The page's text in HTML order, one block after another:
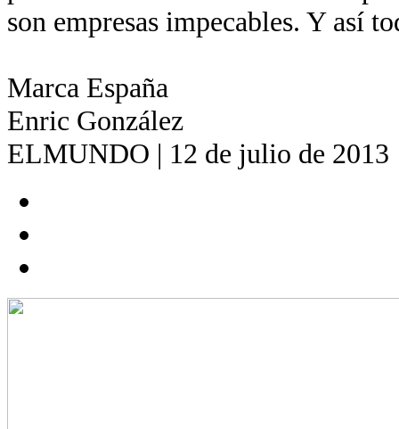
son empresas impecables. Y así
Marca España
Enric González
ELMUNDO | 12 de julio de 2013